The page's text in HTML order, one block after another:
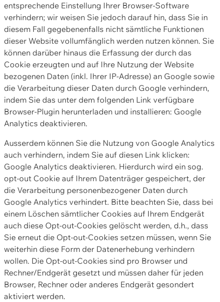
entsprechende Einstellung Ihrer Browser-Software
verhindern; wir weisen Sie jedoch darauf hin, dass Sie in
diesem Fall gegebenenfalls nicht sämtliche Funktionen
dieser Website vollumfänglich werden nutzen können. Sie
können darüber hinaus die Erfassung der durch das
Cookie erzeugten und auf Ihre Nutzung der Website
bezogenen Daten (inkl. Ihrer IP-Adresse) an Google sowie
die Verarbeitung dieser Daten durch Google verhindern,
indem Sie das unter dem folgenden Link verfügbare
Browser-Plugin herunterladen und installieren: Google
Analytics deaktivieren.
Ausserdem können Sie die Nutzung von Google Analytics
auch verhindern, indem Sie auf diesen Link klicken:
Google Analytics deaktivieren. Hierdurch wird ein sog.
opt-out Cookie auf Ihrem Datenträger gespeichert, der
die Verarbeitung personenbezogener Daten durch
Google Analytics verhindert. Bitte beachten Sie, dass bei
einem Löschen sämtlicher Cookies auf Ihrem Endgerät
auch diese Opt-out-Cookies gelöscht werden, d.h., dass
Sie erneut die Opt-out-Cookies setzen müssen, wenn Sie
weiterhin diese Form der Datenerhebung verhindern
wollen. Die Opt-out-Cookies sind pro Browser und
Rechner/Endgerät gesetzt und müssen daher für jeden
Browser, Rechner oder anderes Endgerät gesondert
aktiviert werden.